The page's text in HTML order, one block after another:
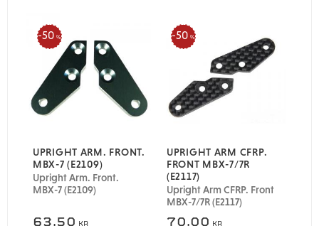
UPRIGHT ARM. FRONT.
MBX-7 (E2109)
Upright Arm. Front.
MBX-7 (E2109)
63,50 KR
50 %
UPRIGHT ARM CFRP.
FRONT MBX-7/7R
(E2117)
Upright Arm CFRP. Front
MBX-7/7R (E2117)
70,00 KR
50 %